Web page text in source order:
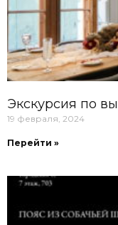
Экскурсия по
19 февраля, 2024
Перейти »